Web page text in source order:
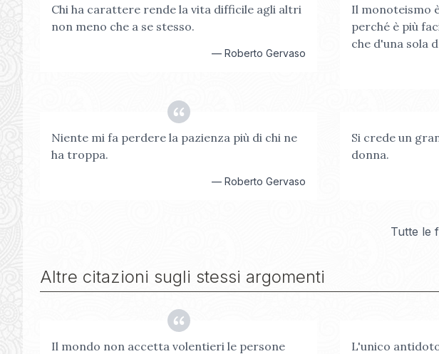
Chi ha carattere rende la vita difficile agli altri
non meno che a se stesso.
—Roberto Gervaso
Il monoteismo
perché è più
che d'una sola
Niente mi fa perdere la pazienza più di chi ne
ha troppa.
—Roberto Gervaso
Si crede un
donna.
Tutte le
Altre citazioni sugli stessi argomenti
Il mondo non accetta volentieri le persone
L'unico